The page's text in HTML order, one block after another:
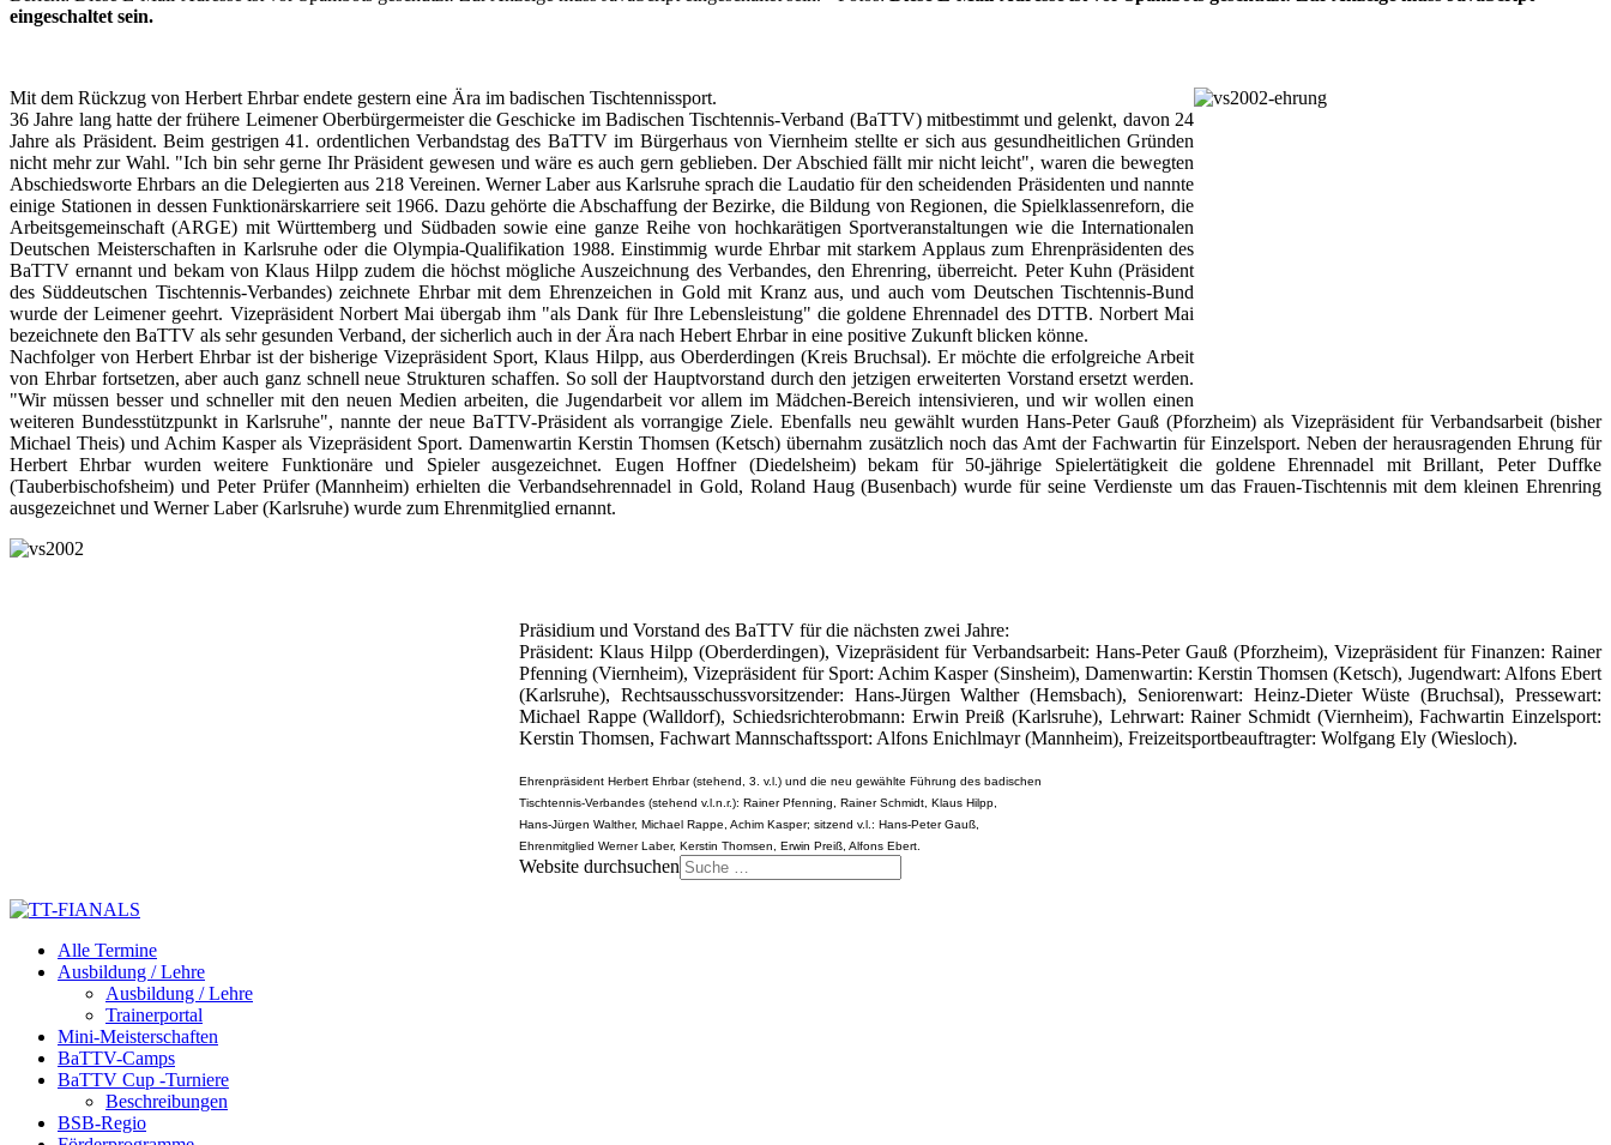
eingeschaltet sein.
Mit dem Rückzug von Herbert Ehrbar endete gestern eine Ära im badischen Tischtennissport.
36 Jahre lang hatte der frühere Leimener Oberbürgermeister die Geschicke im Badischen Tischtennis-Verband (BaTTV) mitbestimmt und gelenkt, davon 24
Jahre als Präsident. Beim gestrigen 41. ordentlichen Verbandstag des BaTTV im Bürgerhaus von Viernheim stellte er sich aus gesundheitlichen Gründen
nicht mehr zur Wahl. "Ich bin sehr gerne Ihr Präsident gewesen und wäre es auch gern geblieben. Der Abschied fällt mir nicht leicht", waren die bewegten
Abschiedsworte Ehrbars an die Delegierten aus 218 Vereinen. Werner Laber aus Karlsruhe sprach die Laudatio für den scheidenden Präsidenten und nannte
einige Stationen in dessen Funktionärskarriere seit 1966. Dazu gehörte die Abschaffung der Bezirke, die Bildung von Regionen, die Spielklassenreforn, die
Arbeitsgemeinschaft (ARGE) mit Württemberg und Südbaden sowie eine ganze Reihe von hochkarätigen Sportveranstaltungen wie die Internationalen
Deutschen Meisterschaften in Karlsruhe oder die Olympia-Qualifikation 1988. Einstimmig wurde Ehrbar mit starkem Applaus zum Ehrenpräsidenten des
BaTTV ernannt und bekam von Klaus Hilpp zudem die höchst mögliche Auszeichnung des Verbandes, den Ehrenring, überreicht. Peter Kuhn (Präsident
des Süddeutschen Tischtennis-Verbandes) zeichnete Ehrbar mit dem Ehrenzeichen in Gold mit Kranz aus, und auch vom Deutschen Tischtennis-Bund
wurde der Leimener geehrt. Vizepräsident Norbert Mai übergab ihm "als Dank für Ihre Lebensleistung" die goldene Ehrennadel des DTTB. Norbert Mai
bezeichnete den BaTTV als sehr gesunden Verband, der sicherlich auch in der Ära nach Hebert Ehrbar in eine positive Zukunft blicken könne.
Nachfolger von Herbert Ehrbar ist der bisherige Vizepräsident Sport, Klaus Hilpp, aus Oberderdingen (Kreis Bruchsal). Er möchte die erfolgreiche Arbeit
von Ehrbar fortsetzen, aber auch ganz schnell neue Strukturen schaffen. So soll der Hauptvorstand durch den jetzigen erweiterten Vorstand ersetzt werden.
"Wir müssen besser und schneller mit den neuen Medien arbeiten, die Jugendarbeit vor allem im Mädchen-Bereich intensivieren, und wir wollen einen
weiteren Bundesstützpunkt in Karlsruhe", nannte der neue BaTTV-Präsident als vorrangige Ziele. Ebenfalls neu gewählt wurden Hans-Peter Gauß (Pforzheim) als Vizepräsident für Verbandsarbeit (bisher
Michael Theis) und Achim Kasper als Vizepräsident Sport. Damenwartin Kerstin Thomsen (Ketsch) übernahm zusätzlich noch das Amt der Fachwartin für Einzelsport. Neben der herausragenden Ehrung für
Herbert Ehrbar wurden weitere Funktionäre und Spieler ausgezeichnet. Eugen Hoffner (Diedelsheim) bekam für 50-jährige Spielertätigkeit die goldene Ehrennadel mit Brillant, Peter Duffke
(Tauberbischofsheim) und Peter Prüfer (Mannheim) erhielten die Verbandsehrennadel in Gold, Roland Haug (Busenbach) wurde für seine Verdienste um das Frauen-Tischtennis mit dem kleinen Ehrenring
ausgezeichnet und Werner Laber (Karlsruhe) wurde zum Ehrenmitglied ernannt.
Präsidium und Vorstand des BaTTV für die nächsten zwei Jahre:
Präsident: Klaus Hilpp (Oberderdingen), Vizepräsident für Verbandsarbeit: Hans-Peter Gauß (Pforzheim), Vizepräsident für Finanzen: Rainer
Pfenning (Viernheim), Vizepräsident für Sport: Achim Kasper (Sinsheim), Damenwartin: Kerstin Thomsen (Ketsch), Jugendwart: Alfons Ebert
(Karlsruhe), Rechtsausschussvorsitzender: Hans-Jürgen Walther (Hemsbach), Seniorenwart: Heinz-Dieter Wüste (Bruchsal), Pressewart:
Michael Rappe (Walldorf), Schiedsrichterobmann: Erwin Preiß (Karlsruhe), Lehrwart: Rainer Schmidt (Viernheim), Fachwartin Einzelsport:
Kerstin Thomsen, Fachwart Mannschaftssport: Alfons Enichlmayr (Mannheim), Freizeitsportbeauftragter: Wolfgang Ely (Wiesloch).
Ehrenpräsident Herbert Ehrbar (stehend, 3. v.l.) und die neu gewählte Führung des badischen
Tischtennis-Verbandes (stehend v.l.n.r.): Rainer Pfenning, Rainer Schmidt, Klaus Hilpp,
Hans-Jürgen Walther, Michael Rappe, Achim Kasper; sitzend v.l.: Hans-Peter Gauß,
Ehrenmitglied Werner Laber, Kerstin Thomsen, Erwin Preiß, Alfons Ebert.
Website durchsuchen
Alle Termine
Ausbildung / Lehre
Ausbildung / Lehre
Trainerportal
Mini-Meisterschaften
BaTTV-Camps
BaTTV Cup -Turniere
Beschreibungen
BSB-Regio